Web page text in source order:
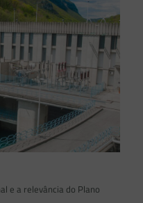
e a relevância do Plano